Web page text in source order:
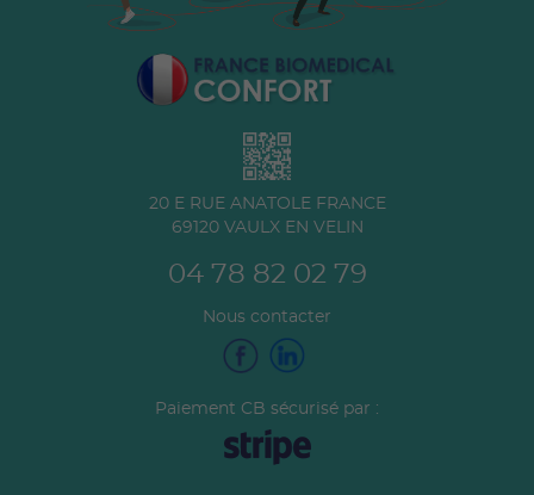
20 E RUE ANATOLE FRANCE
69120 VAULX EN VELIN
04 78 82 02 79
Nous contacter
Paiement CB sécurisé par :